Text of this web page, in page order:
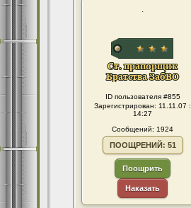
.
ID пользователя #855
Зарегистрирован: 11.11.07 :
14:27
Сообщений: 1924
ПООЩРЕНИЙ: 51
Поощрить
Наказать